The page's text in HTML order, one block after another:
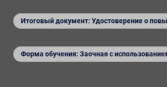
Итоговый документ: Удостоверение о
Форма обучения: Заочная с